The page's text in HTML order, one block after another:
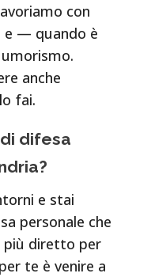
con
e — quando è
anche
fai.
difesa
e stai
personale che
più diretto per
te è venire a